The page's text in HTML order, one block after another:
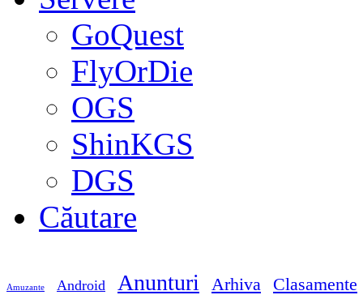
GoQuest
FlyOrDie
OGS
ShinKGS
DGS
Căutare
Amuzante Android Anunturi Arhiva Clasamente